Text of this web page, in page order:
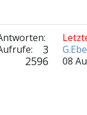
3
2596
08